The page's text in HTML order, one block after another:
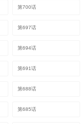
第700话
第697话
第694话
第691话
第688话
第685话